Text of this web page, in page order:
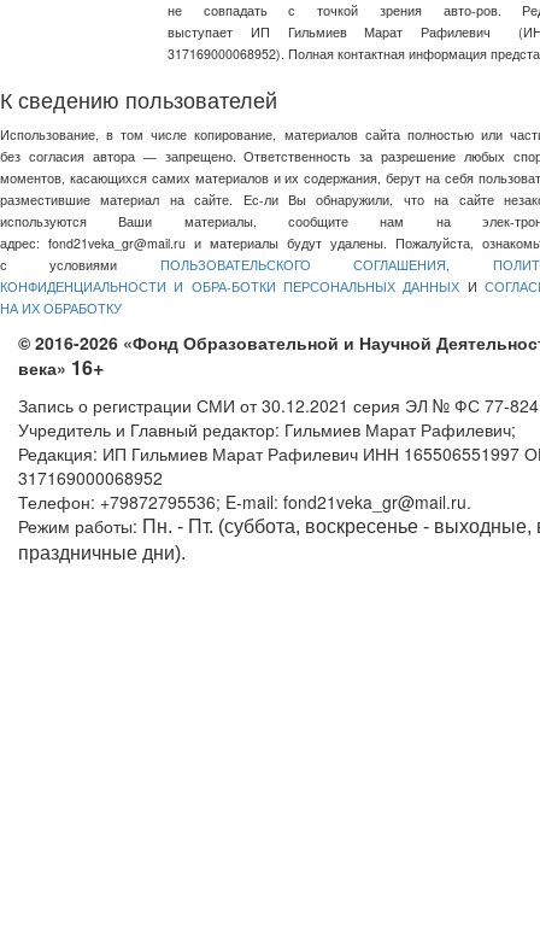
не совпадать с точкой зрения авто-ров.
выступает ИП Гильмиев Марат Рафилевич
317169000068952). Полная контактная информация
К сведению пользователей
Использование, в том числе копирование, материалов сайта полностью или
без согласия автора — запрещено. Ответственность за разрешение любых
моментов, касающихся самих материалов и их содержания, берут на себя
разместившие материал на сайте. Ес-ли Вы обнаружили, что на сайте
используются Ваши материалы, сообщите нам на элек-
адрес: fond21veka_gr@mail.ru и материалы будут удалены. Пожалуйста,
с условиями ПОЛЬЗОВАТЕЛЬСКОГО СОГЛАШЕНИЯ,
КОНФИДЕНЦИАЛЬНОСТИ И ОБРА-БОТКИ ПЕРСОНАЛЬНЫХ ДАННЫХ И
НА ИХ ОБРАБОТКУ
© 2016-2026 «Фонд Образовательной и Научной
века» 16+
Запись о регистрации СМИ от 30.12.2021 серия ЭЛ № ФС 77-
Учредитель и Главный редактор: Гильмиев Марат Рафилевич;
Редакция: ИП Гильмиев Марат Рафилевич ИНН 165506551997
317169000068952
Телефон: +79872795536; E-mail: fond21veka_gr@mail.ru.
Режим работы: Пн. - Пт. (суббота, воскресенье - выходные,
праздничные дни).